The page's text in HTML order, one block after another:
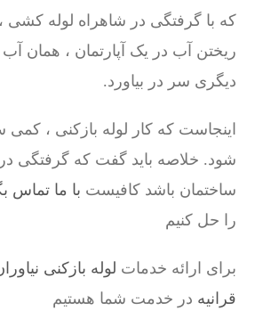
که با گرفتگی در شاهراه لوله
ریختن آب در یک آپارتمان ، همان آب
دیگری سر در بیاورد.
اینجاست که کار لوله بازکنی ،
شود. خلاصه باید گفت که گرفتگی
ساختمان باشد کافیست با ما تماس
را حل کنیم
برای ارائه خدمات لوله بازکنی
قرانیه در خدمت شما هستیم